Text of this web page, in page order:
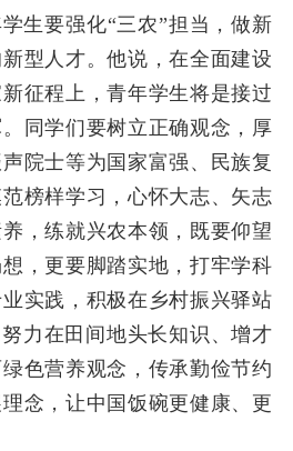
生要强化“三农”担当，做新
型人才。他说，在全面建设
征程上，青年学生将是接过
同学们要树立正确观念，厚
院士等为国家富强、民族复
榜样学习，心怀大志、矢志
，练就兴农本领，既要仰望
，更要脚踏实地，打牢学科
实践，积极在乡村振兴驿站
力在田间地头长知识、增才
色营养观念，传承勤俭节约
念，让中国饭碗更健康、更